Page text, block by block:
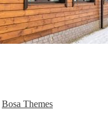
Bosa Themes